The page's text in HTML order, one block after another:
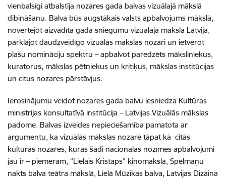
vienbalsīgi atbalstīja nozares gada balvas vizuālajā mākslā
dibināšanu. Balva būs augstākais valsts apbalvojums mākslā,
novērtējot aizvadītā gada sniegumu vizuālajā mākslā Latvijā,
pārklājot daudzveidīgo vizuālās mākslas nozari un ietverot
plašu nomināciju spektru –apbalvot paredzēts māksliniekus,
kuratorus, mākslas pētniekus un kritiķus, mākslas institūcijas
un citus nozares pārstāvjus.
Ierosinājumu veidot nozares gada balvu iesniedza Kultūras
ministrijas konsultatīvā institūcija – Latvijas Vizuālās mākslas
padome. Balvas izveides nepieciešamība pamatota ar
argumentu, ka vizuālās mākslas nozarē tāpat kā citās
kultūras nozarēs, kurās šādi nacionālas nozīmes apbalvojumi
jau ir – piemēram, “Lielais Kristaps” kinomākslā, Spēlmaņu
nakts balva teātra mākslā, Lielā Mūzikas balva, Latvijas Dizaina